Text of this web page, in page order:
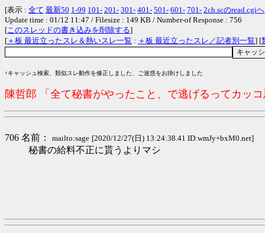
[表示 : 全て 最新50 1-99 101- 201- 301- 401- 501- 601- 701- 2ch.scのread.cgiへ
Update time : 01/12 11:47 / Filesize : 149 KB / Number-of Response : 756
[このスレッドの書き込みを削除する]
[ ＋板 最近立ったスレ＆熱いスレ一覧 : ＋板 最近立ったスレ／記者別一覧] [
↑キャッシュ検索、類似スレ動作を修正しました、ご迷惑をお掛けしました
陳哲郎 「全て秘書がやったこと、で逃げるってカッ
706 名前： mailto:sage [2020/12/27(日) 13:24:38.41 ID:wmJy+bxM0.net]
秘書の給料不正に貰うよりマシ